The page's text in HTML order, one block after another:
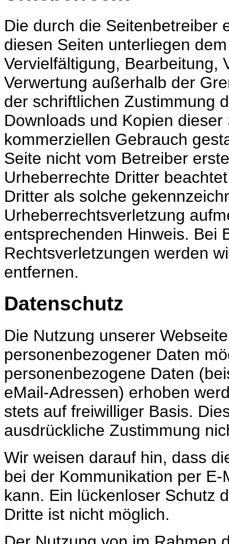
Die durch die Seitenbetreiber
diesen Seiten unterliegen
Vervielfältigung, Bearbeitung,
Verwertung außerhalb der
der schriftlichen Zustimmung
Downloads und Kopien
kommerziellen Gebrauch
Seite nicht vom Betreiber
Urheberrechte Dritter
Dritter als solche
Urheberrechtsverletzung
entsprechenden Hinweis. Bei
Rechtsverletzungen werden
entfernen.
Datenschutz
Die Nutzung unserer
personenbezogener Daten
personenbezogene Daten
eMail-Adressen) erhoben
stets auf freiwilliger Basis.
ausdrückliche Zustimmung
Wir weisen darauf hin, dass
bei der Kommunikation per
kann. Ein lückenloser Schutz
Dritte ist nicht möglich.